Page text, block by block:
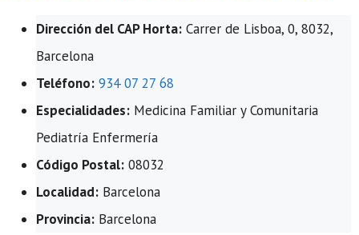
Dirección del CAP Horta: Carrer de Lisboa, 0, 8032,
Barcelona
Teléfono: 934 07 27 68
Especialidades: Medicina Familiar y Comunitaria
Pediatría Enfermería
Código Postal: 08032
Localidad: Barcelona
Provincia: Barcelona